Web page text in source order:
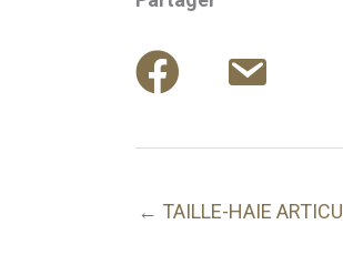
← TAILLE-HAIE